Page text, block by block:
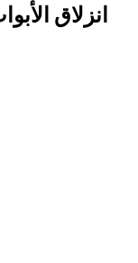
انزلاق